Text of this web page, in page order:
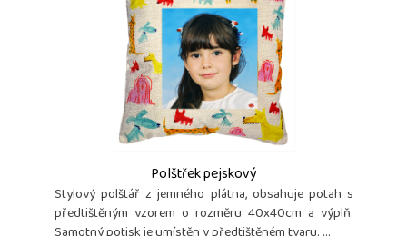
Polštřek pejskový
Stylový polštář z jemného plátna, obsahuje potah s
předtištěným vzorem o rozměru 40x40cm a výplň.